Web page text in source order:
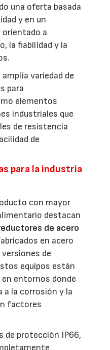
una oferta basada
y en un
a
la fiabilidad y la
variedad de
para
elementos
industriales que
de resistencia
de
para la industria
con mayor
destacan
de acero
en acero
de
equipos están
entornos donde
a la corrosión y la
factores
de protección IP66,